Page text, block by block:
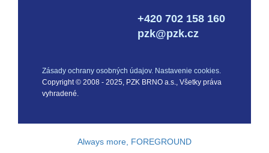
+420 702 158 160
pzk@pzk.cz
Copyright © 2008 - 2025, PZK BRNO a.s., Všetky práva
vyhradené.
Zásady ochrany osobných údajov. Nastavenie cookies.
Always more, FOREGROUND